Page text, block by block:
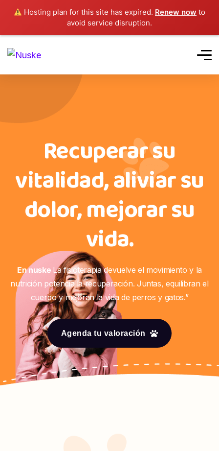
Hosting plan for this site has expired. Renew now to
avoid service disruption.
Recuperar su
vitalidad, aliviar su
dolor, mejorar su
vida.
En nuske La fisioterapia devuelve el movimiento y la
nutrición potencia la recuperación. Juntas, equilibran el
cuerpo y mejoran la vida de perros y gatos.”
Agenda tu valoración